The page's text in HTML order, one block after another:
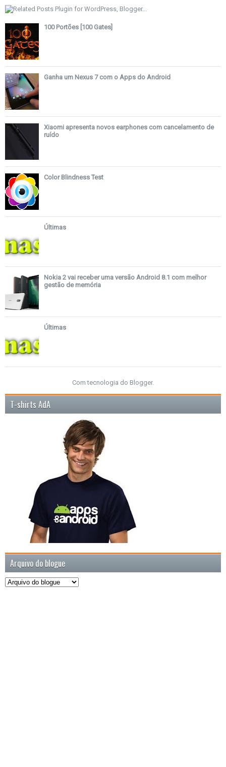
100 Portões [100 Gates]
Ganha um Nexus 7 com o Apps do Android
Xiaomi apresenta novos earphones com cancelamento de
ruído
Color Blindness Test
Últimas
Nokia 2 vai receber uma versão Android 8.1 com melhor
gestão de memória
Últimas
Com tecnologia do Blogger.
T-shirts AdA
Arquivo do blogue